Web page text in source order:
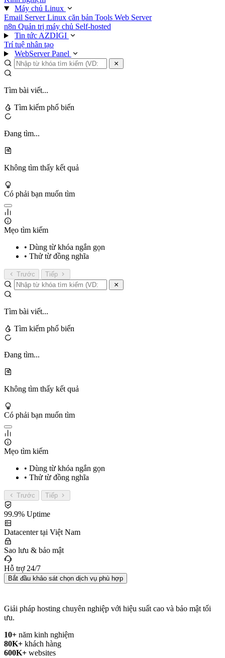
Máy chủ Linux
Email ServerLinux căn bản Tools Web Server
n8n Quản trị máy chủ Self-hosted
Tin tức AZDIGI
Trí tuệ nhân tạo
WebServer Panel
Tìm bài viết...
Tìm kiếm phổ biến
Đang tìm...
Không tìm thấy kết quả
Có phải bạn muốn tìm
Mẹo tìm kiếm
• Dùng từ khóa ngắn gọn
• Thử từ đồng nghĩa
Trước Tiếp
Tìm bài viết...
Tìm kiếm phổ biến
Đang tìm...
Không tìm thấy kết quả
Có phải bạn muốn tìm
Mẹo tìm kiếm
• Dùng từ khóa ngắn gọn
• Thử từ đồng nghĩa
Trước Tiếp
99.9% Uptime
Datacenter tại Việt Nam
Sao lưu & bảo mật
Hỗ trợ 24/7
Bắt đầu khảo sát chọn dịch vụ phù hợp
Giải pháp hosting chuyên nghiệp với hiệu suất cao và bảo mật tối
ưu.
10+ năm kinh nghiệm
80K+ khách hàng
600K+ websites